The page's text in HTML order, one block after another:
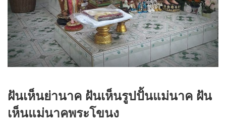
ฝันเห็นย่านาค ฝันเห็นรูปปั้นแม่นาค ฝัน
เห็นแม่นาคพระโขนง